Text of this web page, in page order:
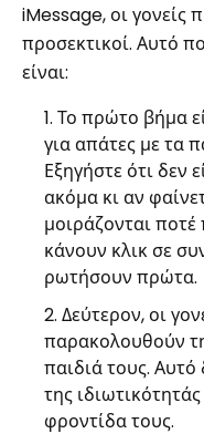
iMessage, οι γονείς
προσεκτικοί. Αυτό
είναι:
Το πρώτο βήμα
για απάτες με τα
Εξηγήστε ότι δεν
ακόμα κι αν
μοιράζονται
κάνουν κλικ σε
ρωτήσουν πρώτα.
Δεύτερον, οι
παρακολουθούν
παιδιά τους.
της
φροντίδα τους.